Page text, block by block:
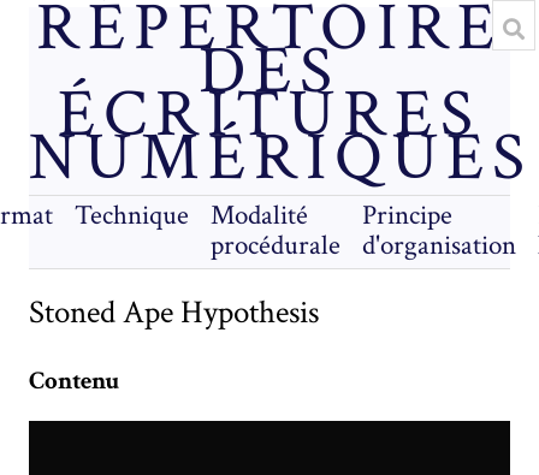
RÉPERTOIRE
DES
ÉCRITURES
NUMÉRIQUES
Technique
Modalité
procédurale
Principe
d'organisation
Stoned Ape Hypothesis
Contenu